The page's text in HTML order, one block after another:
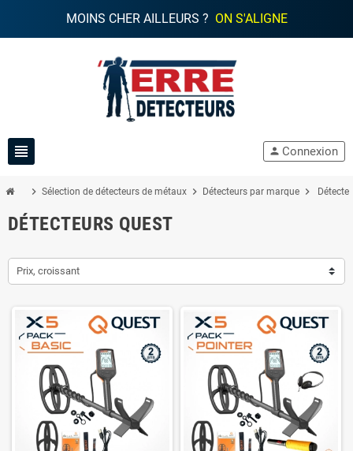
MOINS CHER AILLEURS ? ON S'ALIGNE
view_headline person Connexion
chevron_right Sélection de détecteurs de métaux chevron_right Détecteurs par marque chevron_right
DÉTECTEURS QUEST
Prix, croissant